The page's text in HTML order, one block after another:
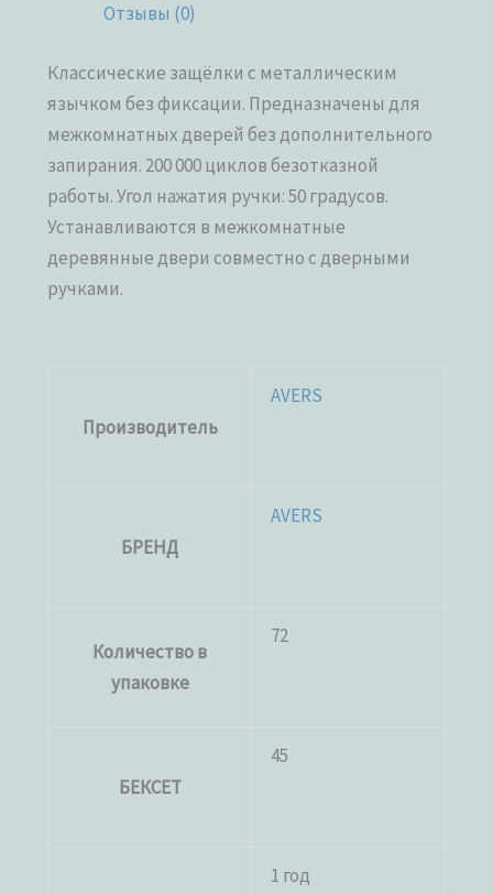
Отзывы (0)
Классические защёлки с металлическим
язычком без фиксации. Предназначены для
межкомнатных дверей без дополнительного
запирания. 200 000 циклов безотказной
работы. Угол нажатия ручки: 50 градусов.
Устанавливаются в межкомнатные
деревянные двери совместно с дверными
ручками.
Производитель
AVERS
БРЕНД
AVERS
Количество в
упаковке
72
БЕКСЕТ
45
1 год